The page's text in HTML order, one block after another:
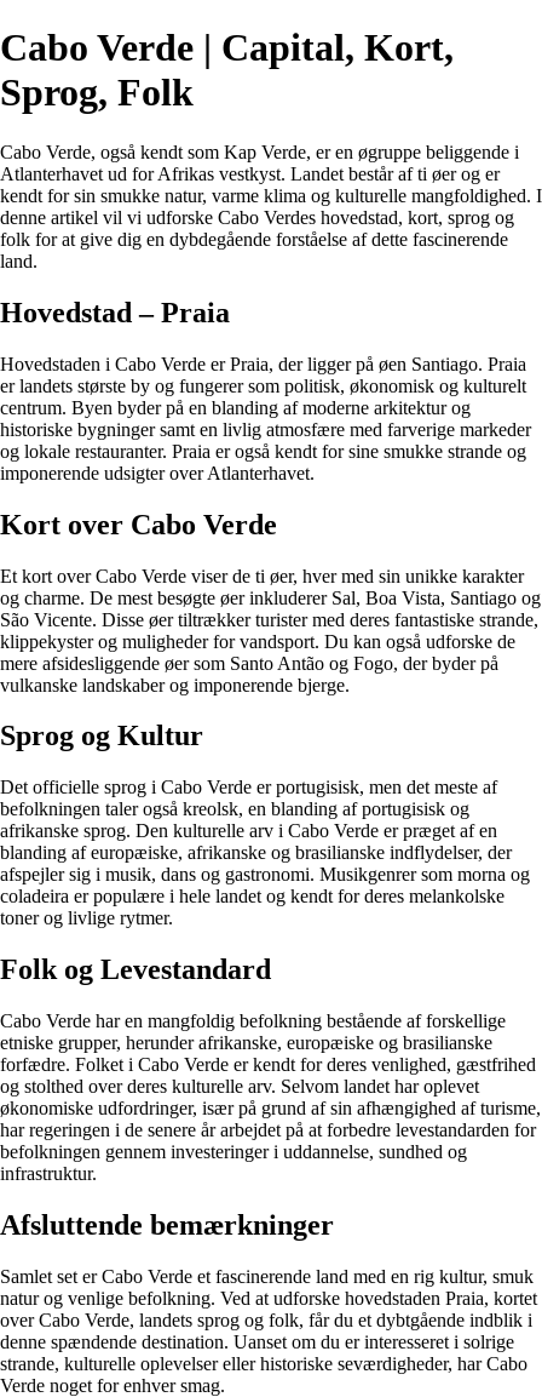
Cabo Verde | Capital, Kort,
Sprog, Folk
Cabo Verde, også kendt som Kap Verde, er en øgruppe beliggende i
Atlanterhavet ud for Afrikas vestkyst. Landet består af ti øer og er
kendt for sin smukke natur, varme klima og kulturelle mangfoldighed. I
denne artikel vil vi udforske Cabo Verdes hovedstad, kort, sprog og
folk for at give dig en dybdegående forståelse af dette fascinerende
land.
Hovedstad – Praia
Hovedstaden i Cabo Verde er Praia, der ligger på øen Santiago. Praia
er landets største by og fungerer som politisk, økonomisk og kulturelt
centrum. Byen byder på en blanding af moderne arkitektur og
historiske bygninger samt en livlig atmosfære med farverige markeder
og lokale restauranter. Praia er også kendt for sine smukke strande og
imponerende udsigter over Atlanterhavet.
Kort over Cabo Verde
Et kort over Cabo Verde viser de ti øer, hver med sin unikke karakter
og charme. De mest besøgte øer inkluderer Sal, Boa Vista, Santiago og
São Vicente. Disse øer tiltrækker turister med deres fantastiske strande,
klippekyster og muligheder for vandsport. Du kan også udforske de
mere afsidesliggende øer som Santo Antão og Fogo, der byder på
vulkanske landskaber og imponerende bjerge.
Sprog og Kultur
Det officielle sprog i Cabo Verde er portugisisk, men det meste af
befolkningen taler også kreolsk, en blanding af portugisisk og
afrikanske sprog. Den kulturelle arv i Cabo Verde er præget af en
blanding af europæiske, afrikanske og brasilianske indflydelser, der
afspejler sig i musik, dans og gastronomi. Musikgenrer som morna og
coladeira er populære i hele landet og kendt for deres melankolske
toner og livlige rytmer.
Folk og Levestandard
Cabo Verde har en mangfoldig befolkning bestående af forskellige
etniske grupper, herunder afrikanske, europæiske og brasilianske
forfædre. Folket i Cabo Verde er kendt for deres venlighed, gæstfrihed
og stolthed over deres kulturelle arv. Selvom landet har oplevet
økonomiske udfordringer, især på grund af sin afhængighed af turisme,
har regeringen i de senere år arbejdet på at forbedre levestandarden for
befolkningen gennem investeringer i uddannelse, sundhed og
infrastruktur.
Afsluttende bemærkninger
Samlet set er Cabo Verde et fascinerende land med en rig kultur, smuk
natur og venlige befolkning. Ved at udforske hovedstaden Praia, kortet
over Cabo Verde, landets sprog og folk, får du et dybtgående indblik i
denne spændende destination. Uanset om du er interesseret i solrige
strande, kulturelle oplevelser eller historiske seværdigheder, har Cabo
Verde noget for enhver smag.